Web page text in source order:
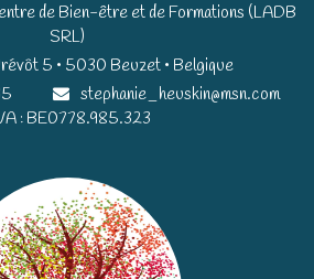
de Bien-être et de Formations (LADB
SRL)
5 • 5030 Beuzet • Belgique​​
stephanie_heuskin@msn.com
: BE0778.985.323